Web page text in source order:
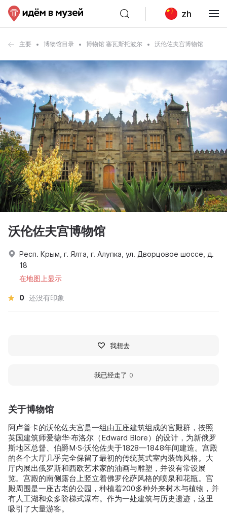
zh
主要 博物馆目录 博物馆 塞瓦斯托波尔 沃伦佐夫宫博物馆
关于博物馆
阿卢普卡的沃伦佐夫宫是一组由五座建筑组成的宫殿群，按照
英国建筑师爱德华·布洛尔（Edward Blore）的设计，为新俄罗
斯地区总督、伯爵M·S·沃伦佐夫于1828—1848年间建造。宫殿
的各个大厅几乎完全保留了最初的传统英式室内装饰风格。大
厅内展出俄罗斯和西欧艺术家的油画与雕塑，并设有常设展
览。宫殿的南侧露台上竖立着佛罗伦萨风格的喷泉和花瓶。宫
殿周围是一座古老的公园，种植着200多种外来树木与植物，并
有人工湖和众多阶梯式瀑布。作为一处建筑与历史遗迹，这里
吸引了大量游客。
沃伦佐夫宫博物馆
Респ. Крым, г. Ялта, г. Алупка, ул. Дворцовое шоссе, д.
18
在地图上显示
0 还没有印象
我想去
我已经走了 0